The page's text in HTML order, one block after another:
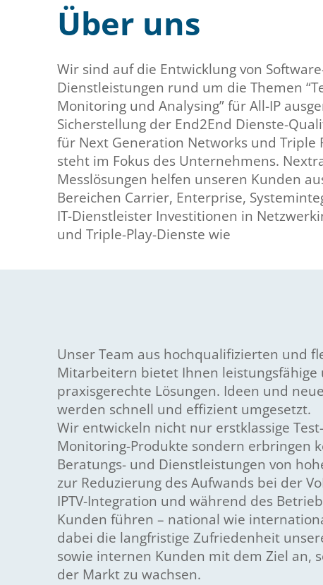
Über uns
Wir sind auf die Entwicklung von
Dienstleistungen rund um die Themen
Monitoring und Analysing” für All-IP
Sicherstellung der End2End Dienste-
für Next Generation Networks und Triple
steht im Fokus des Unternehmens.
Messlösungen helfen unseren Kunden
Bereichen Carrier, Enterprise,
IT-Dienstleister Investitionen in
und Triple-Play-Dienste wie
Unser Team aus hochqualifizierten und
Mitarbeitern bietet Ihnen leistungsfähige
praxisgerechte Lösungen. Ideen und
werden schnell und effizient umgesetzt.
Wir entwickeln nicht nur erstklassige
Monitoring-Produkte sondern erbringen
Beratungs- und Dienstleistungen von
zur Reduzierung des Aufwands bei der
IPTV-Integration und während des
Kunden führen – national wie
dabei die langfristige Zufriedenheit
sowie internen Kunden mit dem Ziel an,
der Markt zu wachsen.